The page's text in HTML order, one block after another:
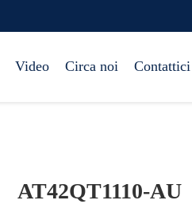
Video Circa noi Contattici
AT42QT1110-AU